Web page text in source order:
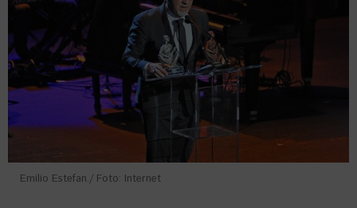
Emilio Estefan./ Foto: Internet